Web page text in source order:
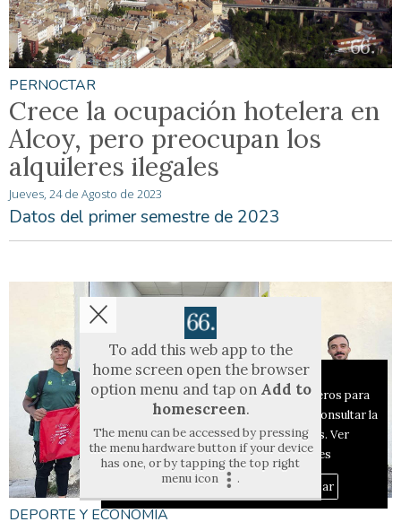
PERNOCTAR
Crece la ocupación hotelera en
Alcoy, pero preocupan los
alquileres ilegales
Jueves, 24 de Agosto de 2023
Datos del primer semestre de 2023
DEPORTE Y ECONOMÍA
To add this web app to the
home screen open the browser
option menu and tap on Add to
homescreen.
The menu can be accessed by pressing
the menu hardware button if your device
has one, or by tapping the top right
menu icon
.
Aviso sobre el Uso de cookies:
Utilizamos cookies nuestras y de terceros para
el funcionamiento del digital. Puedes consultar la
lista de cookies y como desconectarlas. Ver
nuestra Política de Privacidad y Cookies
Aceptar Cookies Personalizar